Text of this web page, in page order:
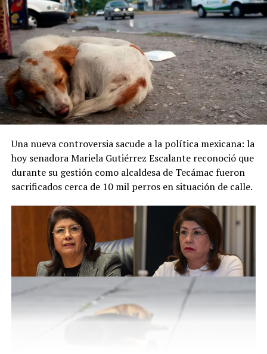
Una nueva controversia sacude a la política mexicana: la
hoy senadora Mariela Gutiérrez Escalante reconoció que
durante su gestión como alcaldesa de Tecámac fueron
sacrificados cerca de 10 mil perros en situación de calle.